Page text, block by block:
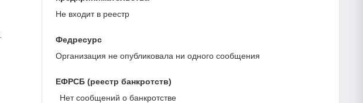
Не входит в реестр
Федресурс
Организация не опубликовала ни одного сообщения
ЕФРСБ (реестр банкротств)
Нет сообщений о банкротстве